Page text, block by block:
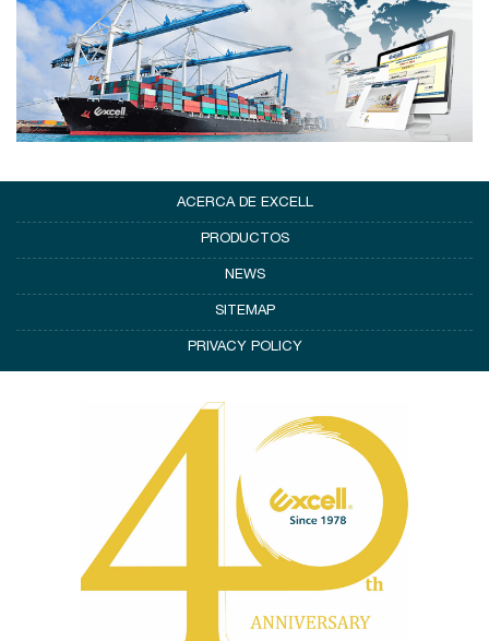
ACERCA DE EXCELL
PRODUCTOS
NEWS
SITEMAP
PRIVACY POLICY